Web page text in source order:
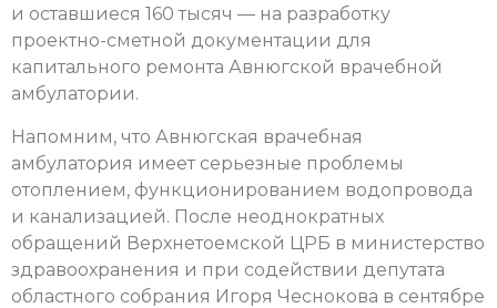
и оставшиеся 160 тысяч — на разработку
проектно-сметной документации для
капитального ремонта Авнюгской врачебной
амбулатории.
Напомним, что Авнюгская врачебная
амбулатория имеет серьезные проблемы
отоплением, функционированием водопровода
и канализацией. После неоднократных
обращений Верхнетоемской ЦРБ в министерство
здравоохранения и при содействии депутата
областного собрания Игоря Чеснокова в сентябре